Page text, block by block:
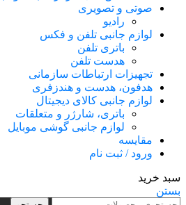
صوتی و تصویری
رادیو
لوازم جانبی تلفن و فکس
باتری تلفن
هدست تلفن
تجهیزات ارتباطات سازمانی
هدفون، هدست و هندزفری
لوازم جانبی کالای دیجیتال
باتری، شارژر و متعلقات
لوازم جانبی گوشی موبایل
مقایسه
ورود / ثبت نام
سبد خرید
بستن